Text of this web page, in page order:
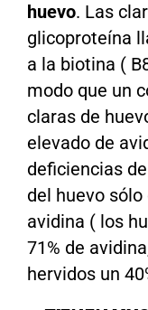
huevo. Las
glicoproteína
a la biotina (
modo que un
claras de
elevado de
deficiencias
del huevo
avidina ( los
71% de
hervidos un